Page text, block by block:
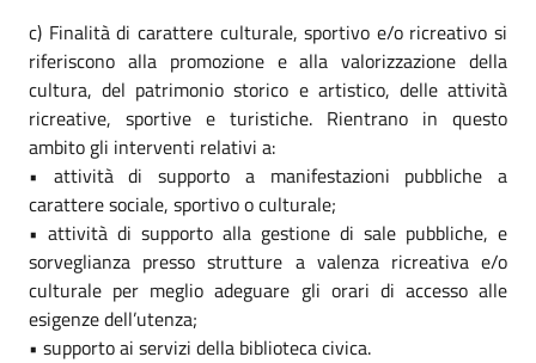
c) Finalità di carattere culturale, sportivo e/o ricreativo si
riferiscono alla promozione e alla valorizzazione della
cultura, del patrimonio storico e artistico, delle attività
ricreative, sportive e turistiche. Rientrano in questo
ambito gli interventi relativi a:
• attività di supporto a manifestazioni pubbliche a
carattere sociale, sportivo o culturale;
• attività di supporto alla gestione di sale pubbliche, e
sorveglianza presso strutture a valenza ricreativa e/o
culturale per meglio adeguare gli orari di accesso alle
esigenze dell’utenza;
• supporto ai servizi della biblioteca civica.